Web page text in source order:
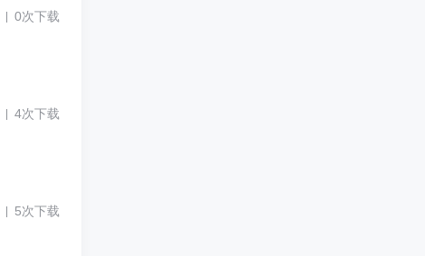
0次下载
4次下载
5次下载